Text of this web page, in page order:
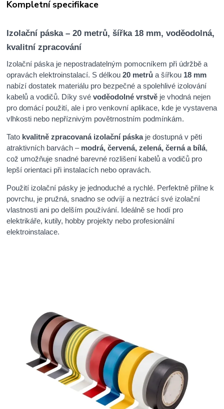
Kompletní specifikace
Izolační páska – 20 metrů, šířka 18 mm, voděodolná,
kvalitní zpracování
Izolační páska je nepostradatelným pomocníkem při údržbě a
opravách elektroinstalací. S délkou20 metrů a šířkou 18 mm
nabízí dostatek materiálu pro bezpečné a spolehlivé izolování
kabelů a vodičů. Díky svévoděodolné vrstvě je vhodná nejen
pro domácí použití, ale i pro venkovní aplikace, kde je vystavena
vlhkosti nebo nepříznivým povětrnostním podmínkám.
Tato kvalitně zpracovaná izolační páskaje dostupná v pěti
atraktivních barvách – modrá, červená, zelená, černá a bílá,
což umožňuje snadné barevné rozlišení kabelů a vodičů pro
lepší orientaci při instalacích nebo opravách.
Použití izolační pásky je jednoduché a rychlé. Perfektně přilne k
povrchu, je pružná, snadno se odvíjí a neztrácí své izolační
vlastnosti ani po delším používání. Ideálně se hodí pro
elektrikáře, kutily, hobby projekty nebo profesionální
elektroinstalace.